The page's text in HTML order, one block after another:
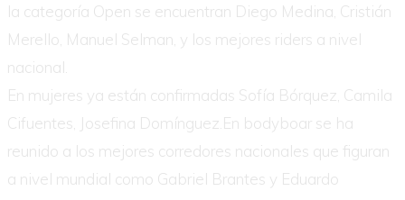
la categoría Open se encuentran Diego Medina, Cristián
Merello, Manuel Selman, y los mejores riders a nivel
nacional.
En mujeres ya están confirmadas Sofía Bórquez, Camila
Cifuentes, Josefina Domínguez.En bodyboar se ha
reunido a los mejores corredores nacionales que figuran
a nivel mundial como Gabriel Brantes y Eduardo